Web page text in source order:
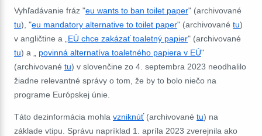
Vyhľadávanie fráz "eu wants to ban toilet paper" (archivované
tu), "eu mandatory alternative to toilet paper" (archivované tu)
v angličtine a „ EÚ chce zakázať toaletný papier" (archivované
tu) a „ povinná alternatíva toaletného papiera v EÚ"
(archivované tu) v slovenčine zo 4. septembra 2023 neodhalilo
žiadne relevantné správy o tom, že by to bolo niečo na
programe Európskej únie.
Táto dezinformácia mohla vzniknúť(archivované tu) na
základe vtipu. Správu napríklad 1. apríla 2023 zverejnila ako